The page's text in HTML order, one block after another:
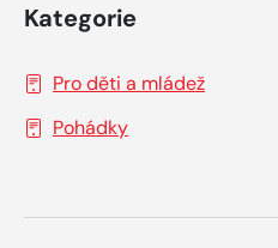
Kategorie
Pro děti a mládež
Pohádky